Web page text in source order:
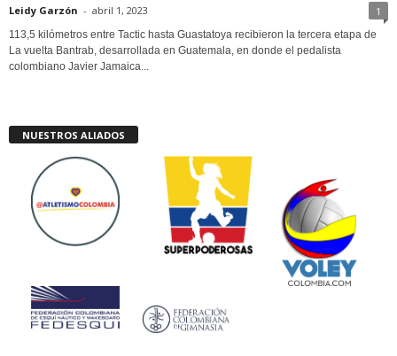
Leidy Garzón - abril 1, 2023 1
113,5 kilómetros entre Tactic hasta Guastatoya recibieron la tercera etapa de
La vuelta Bantrab, desarrollada en Guatemala, en donde el pedalista
colombiano Javier Jamaica...
NUESTROS ALIADOS